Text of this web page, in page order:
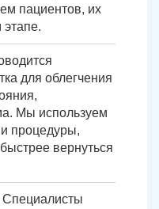
пациентов, их
для облегчения
Мы используем
процедуры,
вернуться